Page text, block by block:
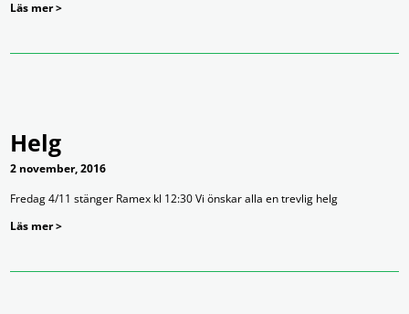
Läs mer >
Helg
2 november, 2016
Fredag 4/11 stänger Ramex kl 12:30 Vi önskar alla en trevlig helg
Läs mer >